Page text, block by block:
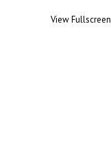
View Fullscreen